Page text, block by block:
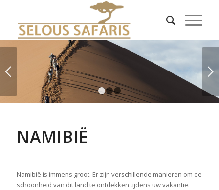
Volgende
NAMIBIË
Namibië is immens groot. Er zijn verschillende manieren om de
schoonheid van dit land te ontdekken tijdens uw vakantie.